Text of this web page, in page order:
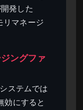
発した
マネージ
ングファ
ステムでは
効にすると